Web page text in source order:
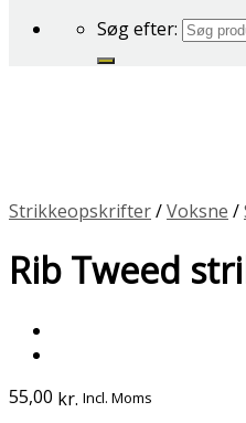
Søg efter:
Strikkeopskrifter/Voksne /
Rib Tweed
55,00 kr. Incl. Moms